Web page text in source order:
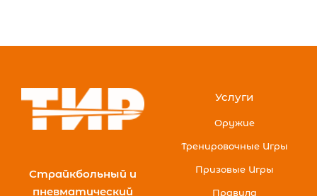
Страйкбольный и
пневматический
Услуги
Оружие
Тренировочные Игры
Призовые Игры
Правила